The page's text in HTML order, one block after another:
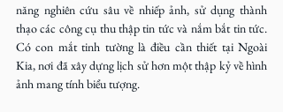
năng nghiên cứu sâu về nhiếp ảnh, sử dụng thành
thạo các công cụ thu thập tin tức và nắm bắt tin tức.
Có con mắt tinh tường là điều cần thiết tại Ngoài
Kia, nơi đã xây dựng lịch sử hơn một thập kỷ về hình
ảnh mang tính biểu tượng.